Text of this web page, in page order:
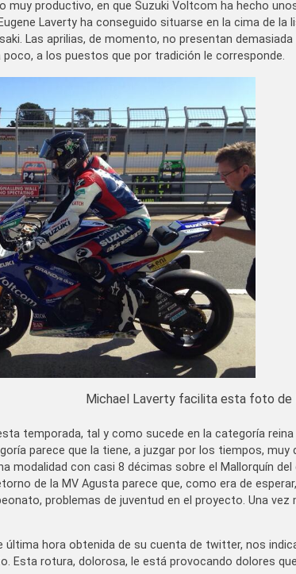
muy productivo, en que Suzuki Voltcom ha hecho
Laverty ha conseguido situarse en la cima de
Las aprilias, de momento, no presentan
poco, a los puestos que por tradición le corresponde.
Michael Laverty facilita esta foto de
temporada, tal y como sucede en la categoría
parece que la tiene, a juzgar por los tiempos, muy
modalidad con casi 8 décimas sobre el Mallorquín del
de la MV Agusta parece que, como era de
problemas de juventud en el proyecto. Una
última hora obtenida de su cuenta de twitter, nos
Esta rotura, dolorosa, le está provocando dolores